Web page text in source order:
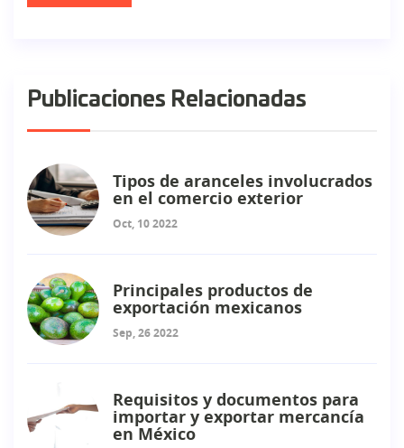
Publicaciones Relacionadas
Tipos de aranceles involucrados
en el comercio exterior
Oct, 10 2022
Principales productos de
exportación mexicanos
Sep, 26 2022
Requisitos y documentos para
importar y exportar mercancía
en México